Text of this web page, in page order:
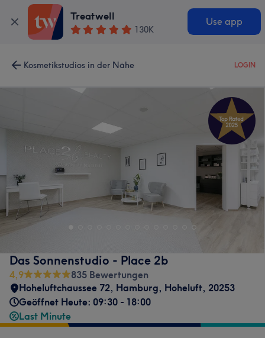
Treatwell
130K
Use app
Kosmetikstudios in der Nähe LOGIN
Das Sonnenstudio - Place 2b
4,9
835 Bewertungen
Hoheluftchaussee 72, Hamburg, Hoheluft, 20253
Geöffnet Heute: 09:30 - 18:00
Last Minute